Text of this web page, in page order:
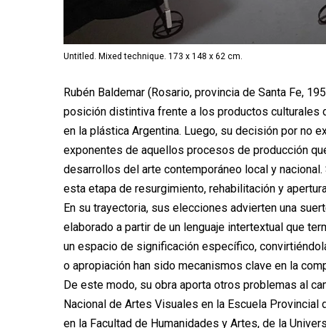
Untitled. Mixed technique. 173 x 148 x 62 cm.
Rubén Baldemar (Rosario, provincia de Santa Fe,
posición distintiva frente a los productos culturales
en la plástica Argentina. Luego, su decisión por no
exponentes de aquellos procesos de producción
desarrollos del arte contemporáneo local y
esta etapa de resurgimiento, rehabilitación y
En su trayectoria, sus elecciones advierten una
elaborado a partir de un lenguaje intertextual que
un espacio de significación específico,
o apropiación han sido mecanismos clave en la
De este modo, su obra aporta otros problemas al
Nacional de Artes Visuales en la Escuela
en la Facultad de Humanidades y Artes, de la